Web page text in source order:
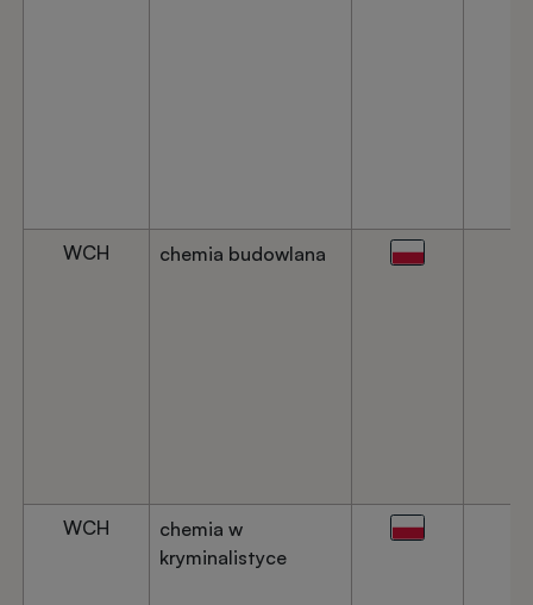
WCH chemia budowlana
WCH
chemia w
kryminalistyce